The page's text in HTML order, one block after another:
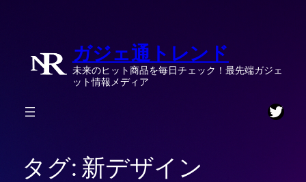
ガジェ通トレンド
未来のヒット商品を毎日チェック！最先端ガジェ
ット情報メディア
タグ: 新デザイン